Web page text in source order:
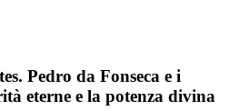
Pedro da Fonseca e i
eterne e la potenza divina